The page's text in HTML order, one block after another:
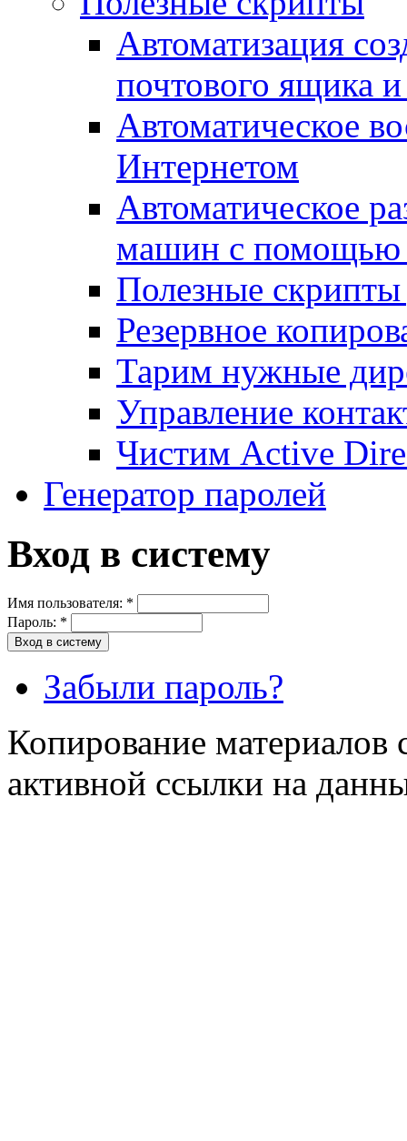
Автоматизация
почтового ящика
Автоматическое
Интернетом
Автоматическое
машин с помощью
Полезные
Резервное
Тарим нужные
Управление
Чистим Active
Генератор паролей
Вход в систему
Имя пользователя: *
Пароль: *
Забыли пароль?
Копирование материалов
активной ссылки на